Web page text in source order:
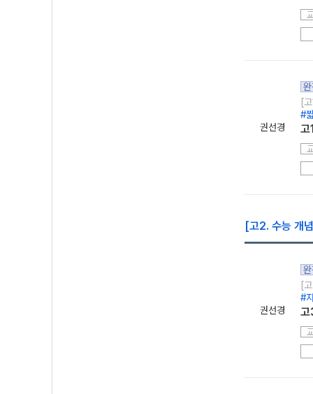
권선경
[
#
고
[고2. 수능 개
권선경
[
#
고